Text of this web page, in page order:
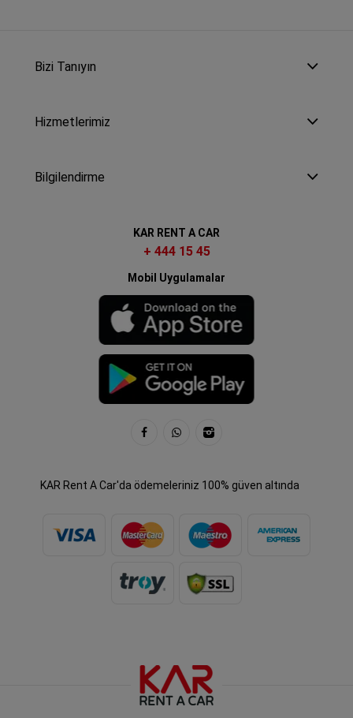
Bizi Tanıyın
Hizmetlerimiz
Bilgilendirme
KAR RENT A CAR
+ 444 15 45
Mobil Uygulamalar
KAR Rent A Car'da ödemeleriniz 100% güven altında